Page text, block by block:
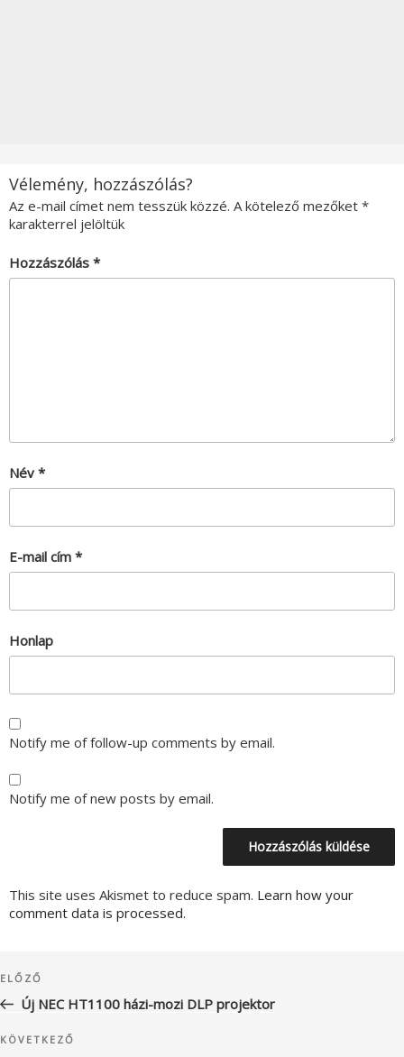
Vélemény, hozzászólás?
Az e-mail címet nem tesszük közzé. A kötelező mezőket *
karakterrel jelöltük
Hozzászólás *
Név *
E-mail cím *
Honlap
Notify me of follow-up comments by email.
Notify me of new posts by email.
This site uses Akismet to reduce spam. Learn how your
comment data is processed.
navigáció
Korábbi
bejegyzés
ELŐZŐ
Új NEC HT1100 házi-mozi DLP projektor
Következő
KÖVETKEZŐ